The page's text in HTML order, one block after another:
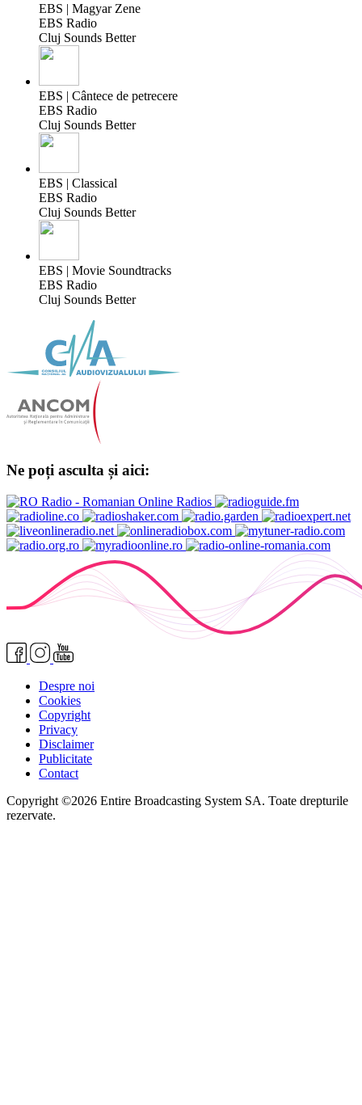
EBS | Magyar Zene
EBS Radio
Cluj Sounds Better
EBS | Cântece de petrecere
EBS Radio
Cluj Sounds Better
EBS | Classical
EBS Radio
Cluj Sounds Better
EBS | Movie Soundtracks
EBS Radio
Cluj Sounds Better
Ne poți asculta și aici:
Despre noi
Cookies
Copyright
Privacy
Disclaimer
Publicitate
Contact
Copyright ©2026 Entire Broadcasting System SA. Toate drepturile
rezervate.